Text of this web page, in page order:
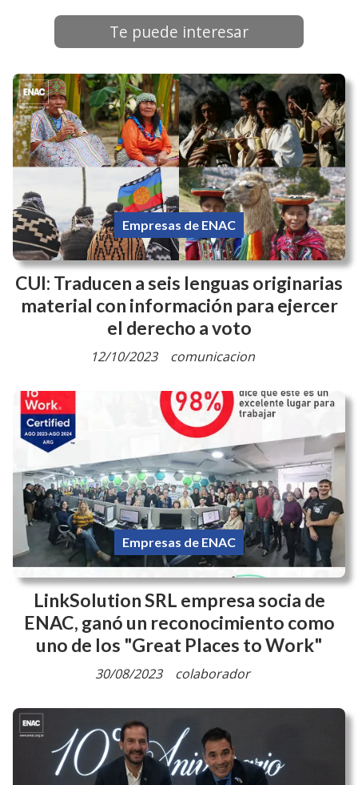
Fuente:
La Nación
Más repercusiones en los medios
Brasil daniel scioli Exportaciones
Gabriel Safirsztein Leo Bilanski Style Store
Te puede interesar
CUI: Traducen a seis lenguas originarias
material con información para ejercer
el derecho a voto
comunicacion
Empresas de ENAC
12/10/2023
Empresas de ENAC